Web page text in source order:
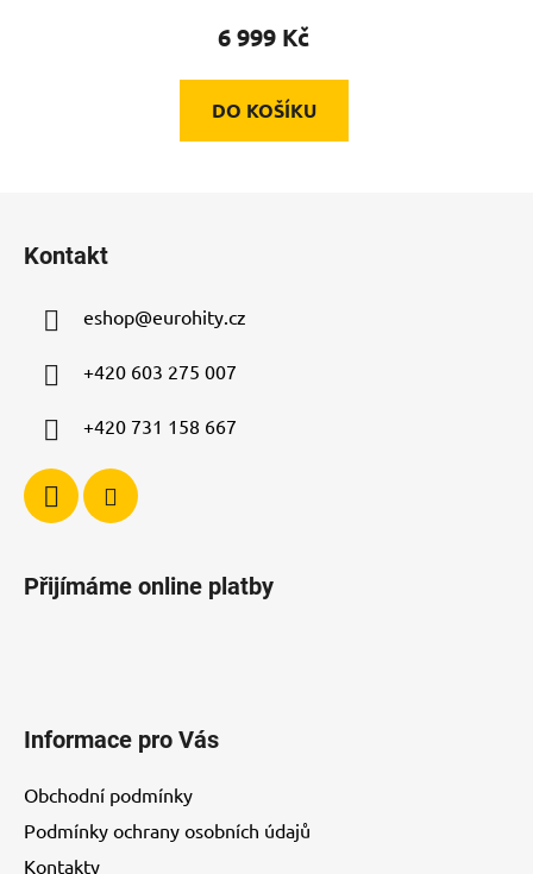
6 999 Kč
DO KOŠÍKU
Kontakt
eshop@eurohity.cz
+420 603 275 007
+420 731 158 667
Přijímáme online platby
Informace pro Vás
Obchodní podmínky
Podmínky ochrany osobních údajů
Kontakty